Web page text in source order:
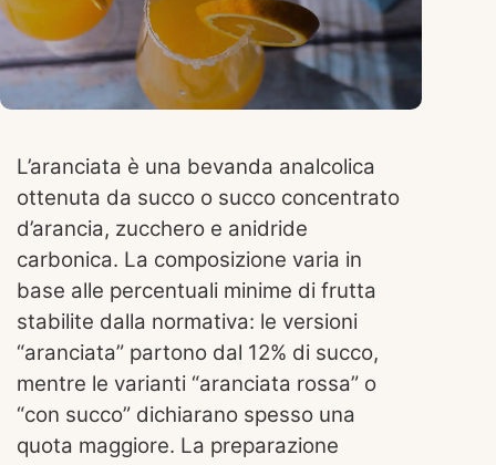
L’aranciata è una bevanda analcolica
ottenuta da succo o succo concentrato
d’arancia, zucchero e anidride
carbonica. La composizione varia in
base alle percentuali minime di frutta
stabilite dalla normativa: le versioni
“aranciata” partono dal 12% di succo,
mentre le varianti “aranciata rossa” o
“con succo” dichiarano spesso una
quota maggiore. La preparazione